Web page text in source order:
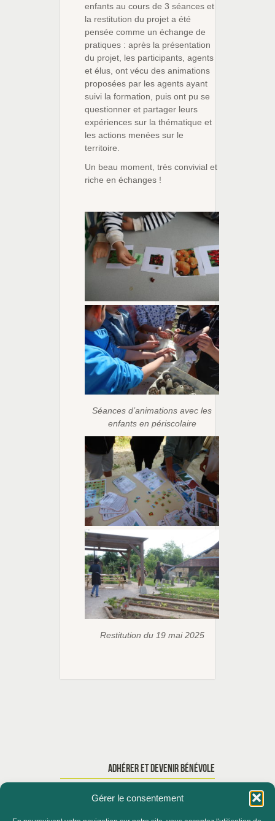
Gérer le consentement
enfants au cours de 3 séances et
la restitution du projet a été
pensée comme un échange de
pratiques : après la présentation
du projet, les participants, agents
et élus, ont vécu des animations
proposées par les agents ayant
suivi la formation, puis ont pu se
questionner et partager leurs
expériences sur la thématique et
les actions menées sur le
territoire.
Un beau moment, très convivial et
riche en échanges !
Séances d’animations avec les
enfants en périscolaire
Restitution du 19 mai 2025
ADHÉRER ET DEVENIR BÉNÉVOLE